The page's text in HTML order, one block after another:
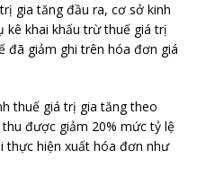
gia tăng đầu ra, cơ sở kinh
kê khai khấu trừ thuế giá trị
đã giảm ghi trên hóa đơn giá
thuế giá trị gia tăng theo
được giảm 20% mức tỷ lệ
thực hiện xuất hóa đơn như